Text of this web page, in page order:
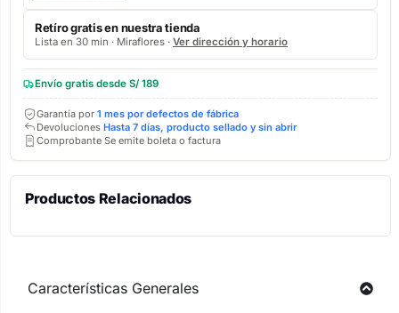
Retíro gratis en nuestra tienda
Lista en 30 min · Miraflores · Ver dirección y horario
Envío gratis desde S/ 189
Garantía por 1 mes por defectos de fábrica
Devoluciones Hasta 7 días, producto sellado y sin abrir
Comprobante Se emite boleta o factura
Productos Relacionados
Características Generales